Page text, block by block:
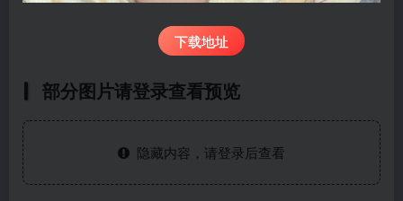
下载地址
部分图片请登录查看预览
隐藏内容，请登录后查看